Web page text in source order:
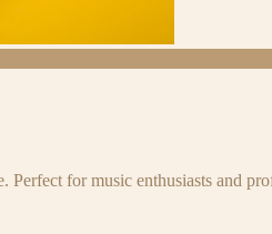
for music enthusiasts and